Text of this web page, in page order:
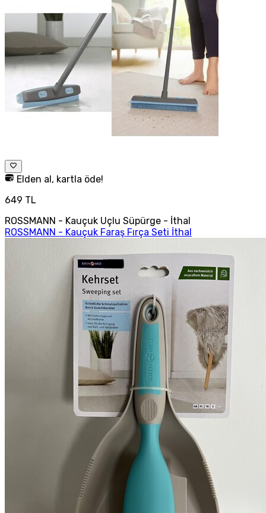
Elden al, kartla öde!
649 TL
ROSSMANN - Kauçuk Uçlu Süpürge - İthal
ROSSMANN - Kauçuk Faraş Fırça Seti İthal